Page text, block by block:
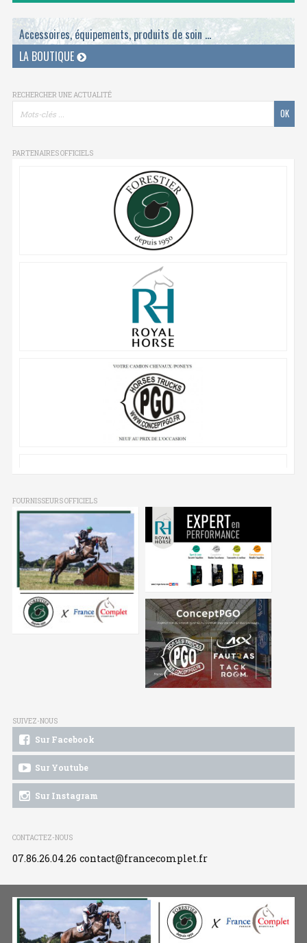
Accessoires, équipements, produits de soin ...
LA BOUTIQUE
RECHERCHER UNE ACTUALITÉ
PARTENAIRES OFFICIELS
FOURNISSEURS OFFICIELS
SUIVEZ-NOUS
Sur Facebook
Sur Youtube
Sur Instagram
CONTACTEZ-NOUS
07.86.26.04.26 contact@francecomplet.fr